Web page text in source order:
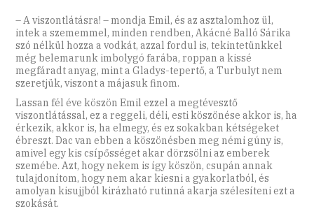
– A viszontlátásra! – mondja Emil, és az asztalomhoz ül,
intek a szememmel, minden rendben, Akácné Balló Sárika
szó nélkül hozza a vodkát, azzal fordul is, tekintetünkkel
még belemarunk imbolygó farába, roppan a kissé
megfáradt anyag, mint a Gladys-tepertő, a Turbulyt nem
szeretjük, viszont a májasuk finom.
Lassan fél éve köszön Emil ezzel a megtévesztő
viszontlátással, ez a reggeli, déli, esti köszönése akkor is, ha
érkezik, akkor is, ha elmegy, és ez sokakban kétségeket
ébreszt. Dac van ebben a köszönésben meg némi gúny is,
amivel egy kis csípősséget akar dörzsölni az emberek
szemébe. Azt, hogy nekem is így köszön, csupán annak
tulajdonítom, hogy nem akar kiesni a gyakorlatból, és
amolyan kisujjból kirázható rutinná akarja szélesíteni ezt a
szokását.